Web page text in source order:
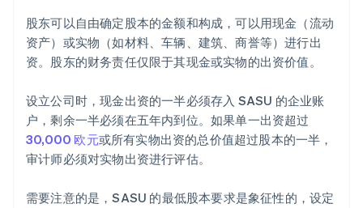
股东可以自由确定股本的金额和构成，可以用现金（流动
资产）或实物（如材料、车辆、建筑、商誉等）进行出
资。股东的财务责任仅限于其现金或实物的出资价值。
设立公司时，现金出资的一半必须存入 SASU 的企业账
户，剩余一半必须在五年内到位。如果单一出资超过
30,000 欧元或所有实物出资的总价值超过股本的一半，
审计师必须对实物出资进行评估。
需要注意的是，SASU 的最低股本要求是象征性的，设定